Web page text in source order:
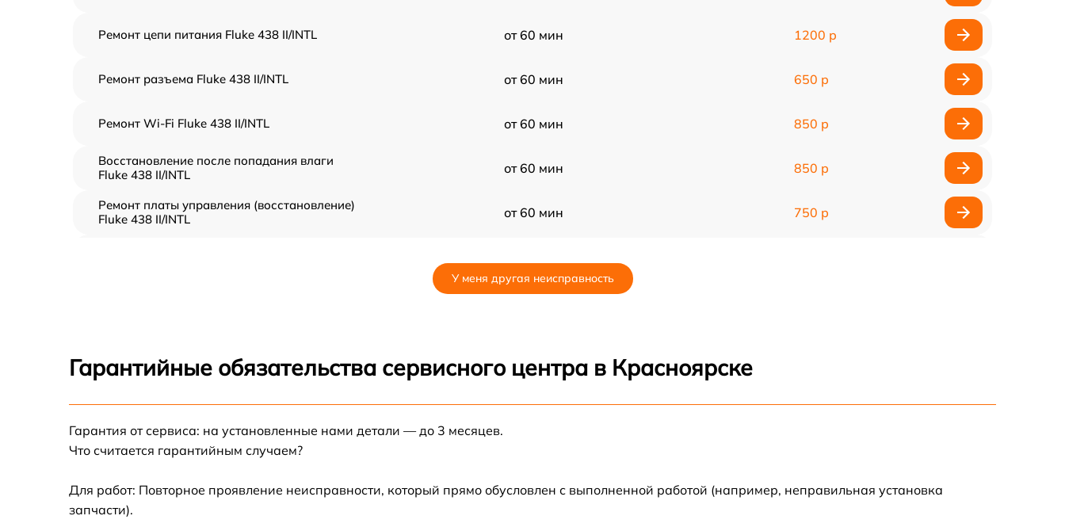
Ремонт цепи питания Fluke 438 II/INTL от 60 мин 1200 р
Ремонт разъема Fluke 438 II/INTL от 60 мин 650 р
Ремонт Wi-Fi Fluke 438 II/INTL от 60 мин 850 р
Восстановление после попадания влаги
Fluke 438 II/INTL
от 60 мин 850 р
Ремонт платы управления (восстановление)
Fluke 438 II/INTL
от 60 мин 750 р
Замена процессора Fluke 438 II/INTL
У меня другая неисправность
Гарантийные обязательства сервисного центра в Красноярске
Гарантия от сервиса: на установленные нами детали — до 3 месяцев.
Что считается гарантийным случаем?
Для работ: Повторное проявление неисправности, который прямо обусловлен с выполненной работой (например, неправильная установка
запчасти).